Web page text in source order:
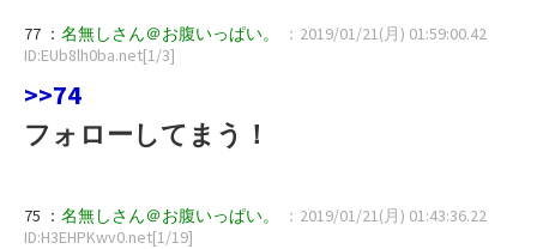
77 ： 名無しさん＠お腹いっぱい。
：2019/01/21(月) 01:59:00.42
ID:EUb8lh0ba.net[1/3]
>>74
フォローしてまう！
75 ： 名無しさん＠お腹いっぱい。
：2019/01/21(月) 01:43:36.22
ID:H3EHPKwv0.net[1/19]